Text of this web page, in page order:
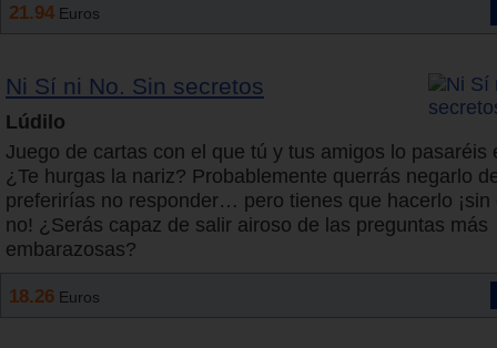
21.94 Euros
Ni Sí ni No. Sin secretos
Lúdilo
Juego de cartas con el que tú y tus amigos lo pasaréis
¿Te hurgas la nariz? Probablemente querrás negarlo
preferirías no responder… pero tienes que hacerlo ¡sin
no! ¿Serás capaz de salir airoso de las preguntas más
embarazosas?
18.26 Euros